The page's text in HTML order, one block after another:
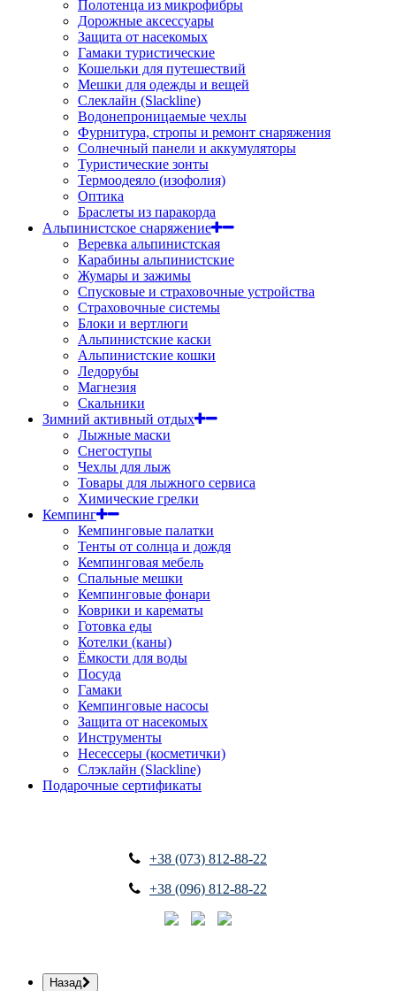
Полотенца из микрофибры
Дорожные аксессуары
Защита от насекомых
Гамаки туристические
Кошельки для путешествий
Мешки для одежды и вещей
Слеклайн (Slackline)
Водонепроницаемые чехлы
Фурнитура, стропы и ремонт снаряжения
Солнечный панели и аккумуляторы
Туристические зонты
Термоодеяло (изофолия)
Оптика
Браслеты из паракорда
Альпинистское снаряжение
Веревка альпинистская
Карабины альпинистские
Жумары и зажимы
Спусковые и страховочные устройства
Страховочные системы
Блоки и вертлюги
Альпинистские каски
Альпинистские кошки
Ледорубы
Магнезия
Скальники
Зимний активный отдых
Лыжные маски
Снегоступы
Чехлы для лыж
Товары для лыжного сервиса
Химические грелки
Кемпинг
Кемпинговые палатки
Тенты от солнца и дождя
Кемпинговая мебель
Спальные мешки
Кемпинговые фонари
Коврики и карематы
Готовка еды
Котелки (каны)
Ёмкости для воды
Посуда
Гамаки
Кемпинговые насосы
Защита от насекомых
Инструменты
Несессеры (косметички)
Слэклайн (Slackline)
Подарочные сертификаты
+38 (073) 812-88-22
+38 (096) 812-88-22
Назад